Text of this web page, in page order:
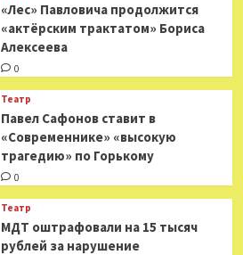
«Лес» Павловича продолжится
«актёрским трактатом» Бориса
Алексеева
0
Театр
Павел Сафонов ставит в
«Современнике» «высокую
трагедию» по Горькому
0
Театр
МДТ оштрафовали на 15 тысяч
рублей за нарушение